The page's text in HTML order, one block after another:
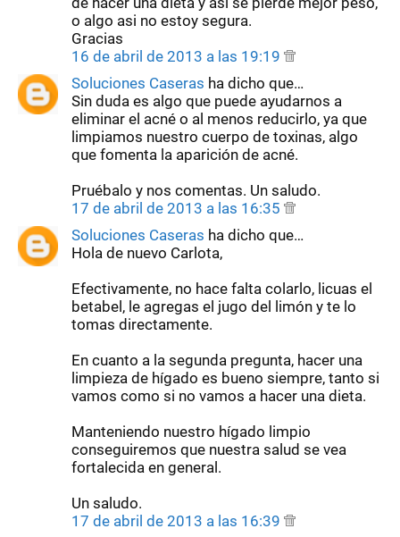
o algo asi no estoy segura.
Gracias
16 de abril de 2013 a las 19:19
Soluciones Caseras ha dicho que…
Sin duda es algo que puede ayudarnos a
eliminar el acné o al menos reducirlo, ya que
limpiamos nuestro cuerpo de toxinas, algo
que fomenta la aparición de acné.
Pruébalo y nos comentas. Un saludo.
17 de abril de 2013 a las 16:35
Soluciones Caseras ha dicho que…
Hola de nuevo Carlota,
Efectivamente, no hace falta colarlo, licuas el
betabel, le agregas el jugo del limón y te lo
tomas directamente.
En cuanto a la segunda pregunta, hacer una
limpieza de hígado es bueno siempre, tanto si
vamos como si no vamos a hacer una dieta.
Manteniendo nuestro hígado limpio
conseguiremos que nuestra salud se vea
fortalecida en general.
Un saludo.
17 de abril de 2013 a las 16:39